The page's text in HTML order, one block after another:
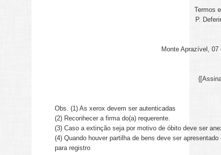
Termos
P.
Monte Aprazível, 07
Obs. (1) As xerox devem ser autenticadas
(2) Reconhecer a firma do(a) requerente.
(3) Caso a extinção seja por motivo de óbito deve ser
(4) Quando houver partilha de bens deve ser
para registro